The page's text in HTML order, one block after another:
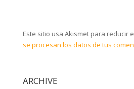
Este sitio usa Akismet para reducir
se procesan los datos de tus
ARCHIVE